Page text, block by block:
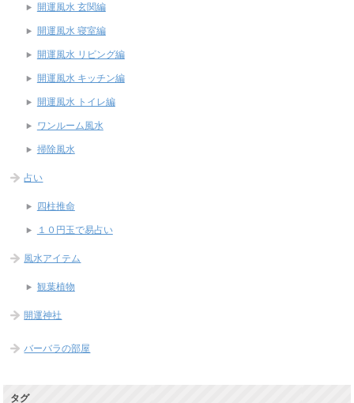
開運風水 玄関編
開運風水 寝室編
開運風水 リビング編
開運風水 キッチン編
開運風水 トイレ編
ワンルーム風水
掃除風水
占い
四柱推命
１０円玉で易占い
風水アイテム
観葉植物
開運神社
バーバラの部屋
タグ